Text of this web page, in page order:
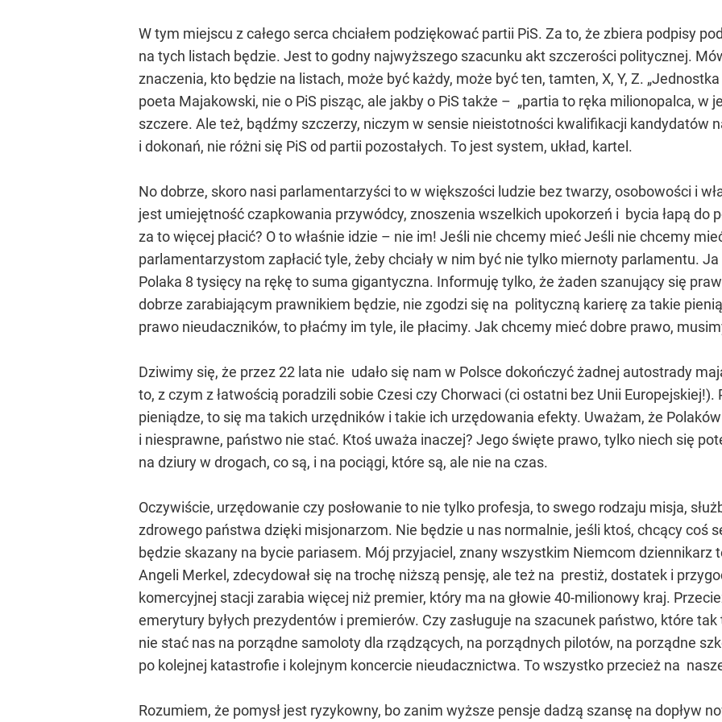
W tym miejscu z całego serca chciałem podziękować partii PiS. Za to, że zbiera podpisy
na tych listach będzie. Jest to godny najwyższego szacunku akt szczerości politycznej.
znaczenia, kto będzie na listach, może być każdy, może być ten, tamten, X, Y, Z.
poeta Majakowski, nie o PiS pisząc, ale jakby o PiS także – „partia to ręka milionopalca, w
szczere. Ale też, bądźmy szczerzy, niczym w sensie nieistotności kwalifikacji kandydatów
i dokonań, nie różni się PiS od partii pozostałych. To jest system, układ, kartel.
No dobrze, skoro nasi parlamentarzyści to w większości ludzie bez twarzy, osobowości i
jest umiejętność czapkowania przywódcy, znoszenia wszelkich upokorzeń i bycia łapą do
za to więcej płacić? O to właśnie idzie – nie im! Jeśli nie chcemy mieć Jeśli nie chcemy
parlamentarzystom zapłacić tyle, żeby chciały w nim być nie tylko miernoty parlamentu.
Polaka 8 tysięcy na rękę to suma gigantyczna. Informuję tylko, że żaden szanujący się
dobrze zarabiającym prawnikiem będzie, nie zgodzi się na polityczną karierę za takie
prawo nieudaczników, to płaćmy im tyle, ile płacimy. Jak chcemy mieć dobre prawo,
Dziwimy się, że przez 22 lata nie udało się nam w Polsce dokończyć żadnej autostrady
to, z czym z łatwością poradzili sobie Czesi czy Chorwaci (ci ostatni bez Unii
pieniądze, to się ma takich urzędników i takie ich urzędowania efekty. Uważam, że
i niesprawne, państwo nie stać. Ktoś uważa inaczej? Jego święte prawo, tylko niech się
na dziury w drogach, co są, i na pociągi, które są, ale nie na czas.
Oczywiście, urzędowanie czy posłowanie to nie tylko profesja, to swego rodzaju misja,
zdrowego państwa dzięki misjonarzom. Nie będzie u nas normalnie, jeśli ktoś, chcący coś
będzie skazany na bycie pariasem. Mój przyjaciel, znany wszystkim Niemcom
Angeli Merkel, zdecydował się na trochę niższą pensję, ale też na prestiż, dostatek i
komercyjnej stacji zarabia więcej niż premier, który ma na głowie 40-milionowy kraj.
emerytury byłych prezydentów i premierów. Czy zasługuje na szacunek państwo, które
nie stać nas na porządne samoloty dla rządzących, na porządnych pilotów, na porządne
po kolejnej katastrofie i kolejnym koncercie nieudacznictwa. To wszystko przecież na
Rozumiem, że pomysł jest ryzykowny, bo zanim wyższe pensje dadzą szansę na dopływ